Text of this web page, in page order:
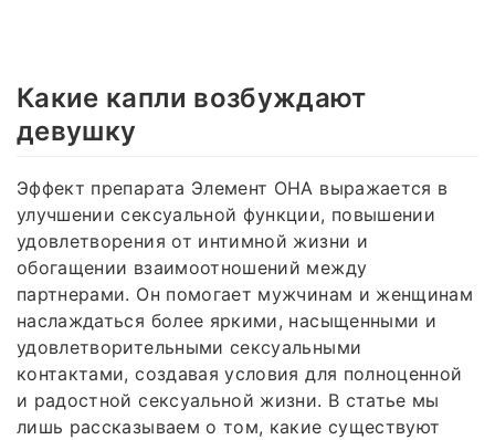
Какие капли возбуждают
девушку
Эффект препарата Элемент ОНА выражается в
улучшении сексуальной функции, повышении
удовлетворения от интимной жизни и
обогащении взаимоотношений между
партнерами. Он помогает мужчинам и женщинам
наслаждаться более яркими, насыщенными и
удовлетворительными сексуальными
контактами, создавая условия для полноценной
и радостной сексуальной жизни. В статье мы
лишь рассказываем о том, какие существуют